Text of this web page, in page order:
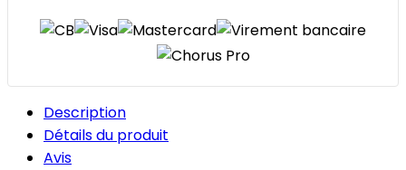
Description
Détails du produit
Avis